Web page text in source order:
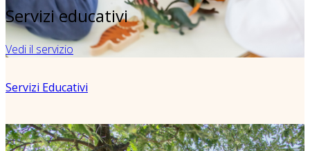
Servizi educativi
Vedi il servizio
Servizi Educativi